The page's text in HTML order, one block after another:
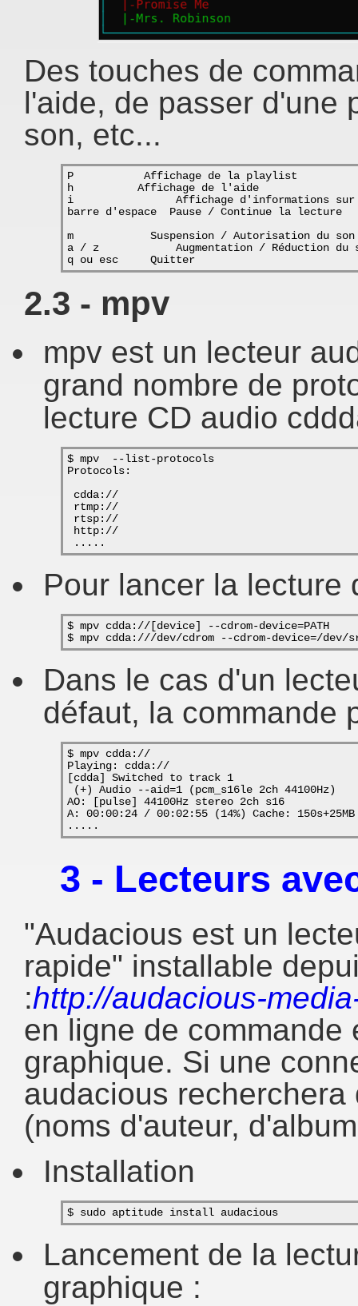
Des touches de
l'aide, de passer d'une
son, etc...
P           Affichage de la playlist
h          Affichage de l'aide
i                Affichage d'informations
barre d'espace  Pause / Continue la lecture
m            Suspension / Autorisation du
a / z            Augmentation / Réduction du
q ou esc     Quitter
2.3 - mpv
mpv est un lecteur
grand nombre de
lecture CD audio
$ mpv  --list-protocols
Protocols:
cdda://
rtmp://
rtsp://
http://
.....
Pour lancer la lecture
$ mpv cdda://[device] --cdrom-device=PATH
$ mpv cdda:///dev/cdrom --cdrom-device=/dev/
Dans le cas d'un
défaut, la commande
$ mpv cdda://
Playing: cdda://
[cdda] Switched to track 1
(+) Audio --aid=1 (pcm_s16le 2ch 44100Hz)
AO: [pulse] 44100Hz stereo 2ch s16
A: 00:00:24 / 00:02:55 (14%) Cache: 150s+25MB
.....
3 - Lecteurs
"Audacious est un
rapide" installable
:http://audacious-
en ligne de commande
graphique. Si une
audacious
(noms d'auteur,
Installation
$ sudo aptitude install audacious
Lancement de la
graphique :